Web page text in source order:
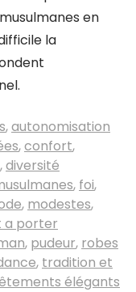
en
la
,autonomisation
,confort,
,diversité
, foi,
, modestes,
a porter
, pudeur, robes
, tradition et
élégants